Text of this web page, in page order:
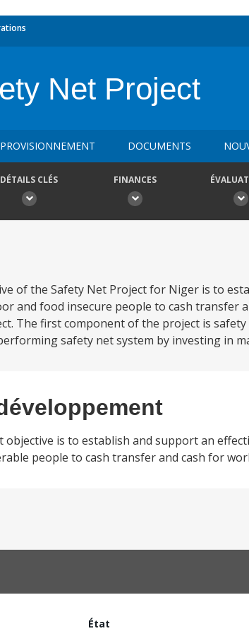
Net Project
DOCUMENTS
DÉTAILS CLÉS FINANCES
of the Safety Net Project for Niger is to
and food insecure people to cash
The first component of the project is
safety net system by investing in
is to establish and support an
people to cash transfer and cash for
État